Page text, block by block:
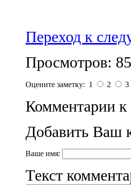
Переход к
Просмотров:
Оцените заметку: 1 2 3
Комментарии к
Добавить Ваш
Ваше имя:
Текст